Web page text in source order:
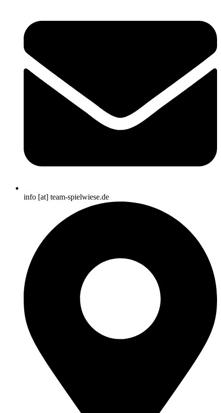
info [at] team-spielwiese.de